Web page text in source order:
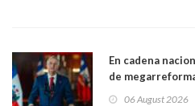
En cadena
de
06 August 2026